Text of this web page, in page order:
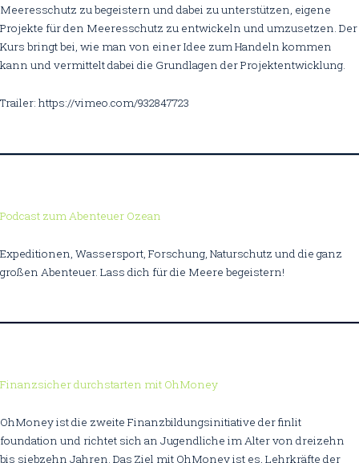
Meeresschutz zu begeistern und dabei zu unterstützen, eigene
Projekte für den Meeresschutz zu entwickeln und umzusetzen. Der
Kurs bringt bei, wie man von einer Idee zum Handeln kommen
kann und vermittelt dabei die Grundlagen der Projektentwicklung.
Trailer: https://vimeo.com/932847723
Podcast zum Abenteuer Ozean
Expeditionen, Wassersport, Forschung, Naturschutz und die ganz
großen Abenteuer. Lass dich für die Meere begeistern!
Finanzsicher durchstarten mit OhMoney
OhMoney ist die zweite Finanzbildungsinitiative der finlit
foundation und richtet sich an Jugendliche im Alter von dreizehn
bis siebzehn Jahren. Das Ziel mit OhMoney ist es, Lehrkräfte der